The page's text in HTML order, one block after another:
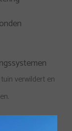
verwildert en